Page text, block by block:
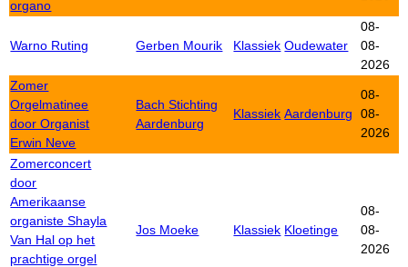
organo
Warno Ruting Gerben Mourik Klassiek Oudewater
08-
08-
2026
Zomer
Orgelmatinee
door Organist
Erwin Neve
Bach Stichting
Aardenburg
Klassiek Aardenburg
08-
08-
2026
Zomerconcert
door
Amerikaanse
organiste Shayla
Van Hal op het
prachtige orgel
Jos Moeke Klassiek Kloetinge
08-
08-
2026